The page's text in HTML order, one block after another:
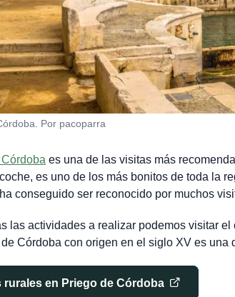
Por pacoparra
es una de las visitas más
es uno de los más bonitos de toda la
conseguido ser reconocido por muchos
las actividades a realizar podemos visitar
Córdoba con origen en el siglo XV es
rurales en Priego de Córdoba